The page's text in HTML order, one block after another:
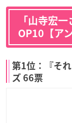
「山寺宏
OP10【ア
第1位：『そ
ズ 66票